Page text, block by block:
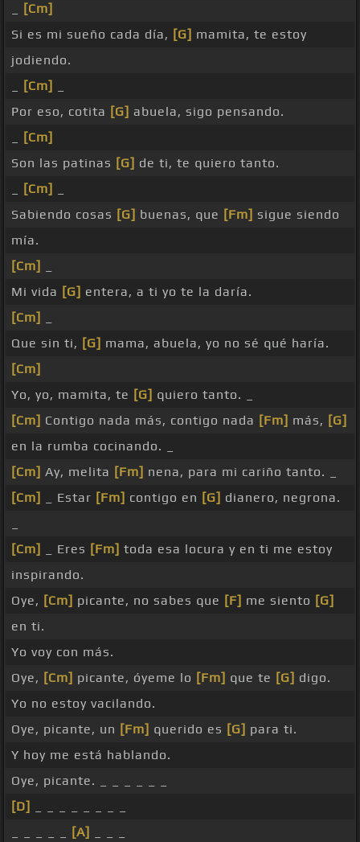
[Cm]
Si es mi sueño cada día, [G] mamita, te estoy
jodiendo.
[Cm]
Por eso, cotita [G] abuela, sigo pensando.
[Cm]
Son las patinas [G] de ti, te quiero tanto.
[Cm]
Sabiendo cosas [G] buenas, que [Fm] sigue siendo
mía.
[Cm]
Mi vida [G] entera, a ti yo te la daría.
[Cm]
Que sin ti, [G] mama, abuela, yo no sé qué haría.
[Cm]
Yo, yo, mamita, te [G] quiero tanto. _
[Cm] Contigo nada más, contigo nada [Fm] más, [G]
en la rumba cocinando. _
[Cm] Ay, melita [Fm] nena, para mi cariño tanto. _
[Cm]
_ Estar [Fm] contigo en [G] dianero, negrona.
[Cm]
_ Eres [Fm] toda esa locura y en ti me estoy
inspirando.
Oye, [Cm] picante, no sabes que [F] me siento [G]
en ti.
Yo voy con más.
Oye, [Cm] picante, óyeme lo [Fm] que te [G] digo.
Yo no estoy vacilando.
Oye, picante, un [Fm] querido es [G] para ti.
Y hoy me está hablando.
Oye, picante. _ _ _ _ _ _
[D]
[A]